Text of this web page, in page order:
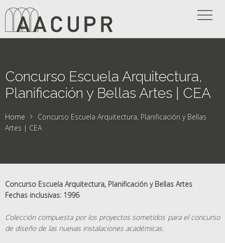
Concurso Escuela Arquitectura,
Planificación y Bellas Artes | CEA
Home
Concurso Escuela Arquitectura, Planificación y Bellas
Artes | CEA
Concurso Escuela Arquitectura, Planificación y Bellas Artes
Fechas inclusivas: 1996
Colección compuesta por los proyectos sometidos para el concurso
de diseño de las nuevas instalaciones académicas.